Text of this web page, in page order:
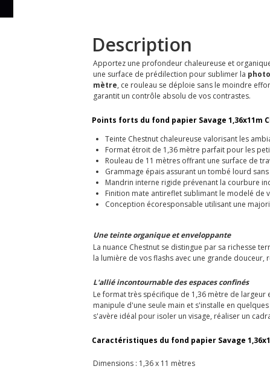
Description
Apportez une profondeur chaleureuse et
une surface de prédilection pour sublimer la
mètre, ce rouleau se déploie sans le moindre
garantit un contrôle absolu de vos contrastes.
Points forts du fond papier Savage 1,36x11m
Teinte Chestnut chaleureuse valorisant les
Format étroit de 1,36 mètre parfait pour les
Rouleau de 11 mètres offrant une surface de
Grammage épais assurant un tombé lourd
Mandrin interne rigide prévenant la courbure
Finition mate antireflet sublimant le modelé de
Conception écoresponsable utilisant une
Une teinte organique et enveloppante
La nuance Chestnut se distingue par sa richesse
la lumière de vos flashs avec une grande
L'allié incontournable des espaces confinés
Le format très spécifique de 1,36 mètre de
manipule d'une seule main et s'installe en
s'avère idéal pour isoler un visage, réaliser un
Caractéristiques du fond papier Savage
Dimensions : 1,36 x 11 mètres